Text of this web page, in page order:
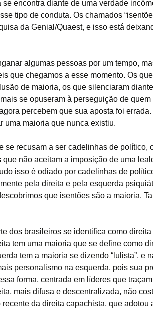
encontra diante de uma verdade
tipo de conduta. Os chamados
da Genial/Quaest, e isso está
algumas pessoas por um tempo,
que chegamos a esse momento. Os que
de maioria, os que silenciaram
se opuseram à perseguição de quem
percebem que sua aposta foi errada.
uma maioria que nunca existiu.
se recusam a ser cadelinhas de político,
não aceitam a imposição de uma
isso é odiado por cadelinhas de
pela direita e pela esquerda
que isentões são a maioria.
dos brasileiros se identifica como direita
tem uma maioria que se define como
tem a maioria se dizendo “lulista”, e
personalismo na esquerda, pois sua
forma, centrada em líderes que traçam
mais difusa e descentralizada, não
da direita capachista, que adotou